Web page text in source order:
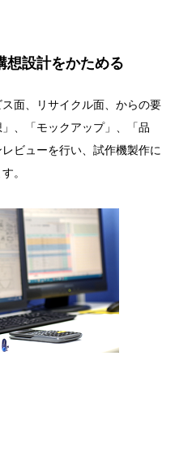
想設計をかためる
面、リサイクル面、からの要
、「モックアップ」、「品
ビューを行い、試作機製作に
。